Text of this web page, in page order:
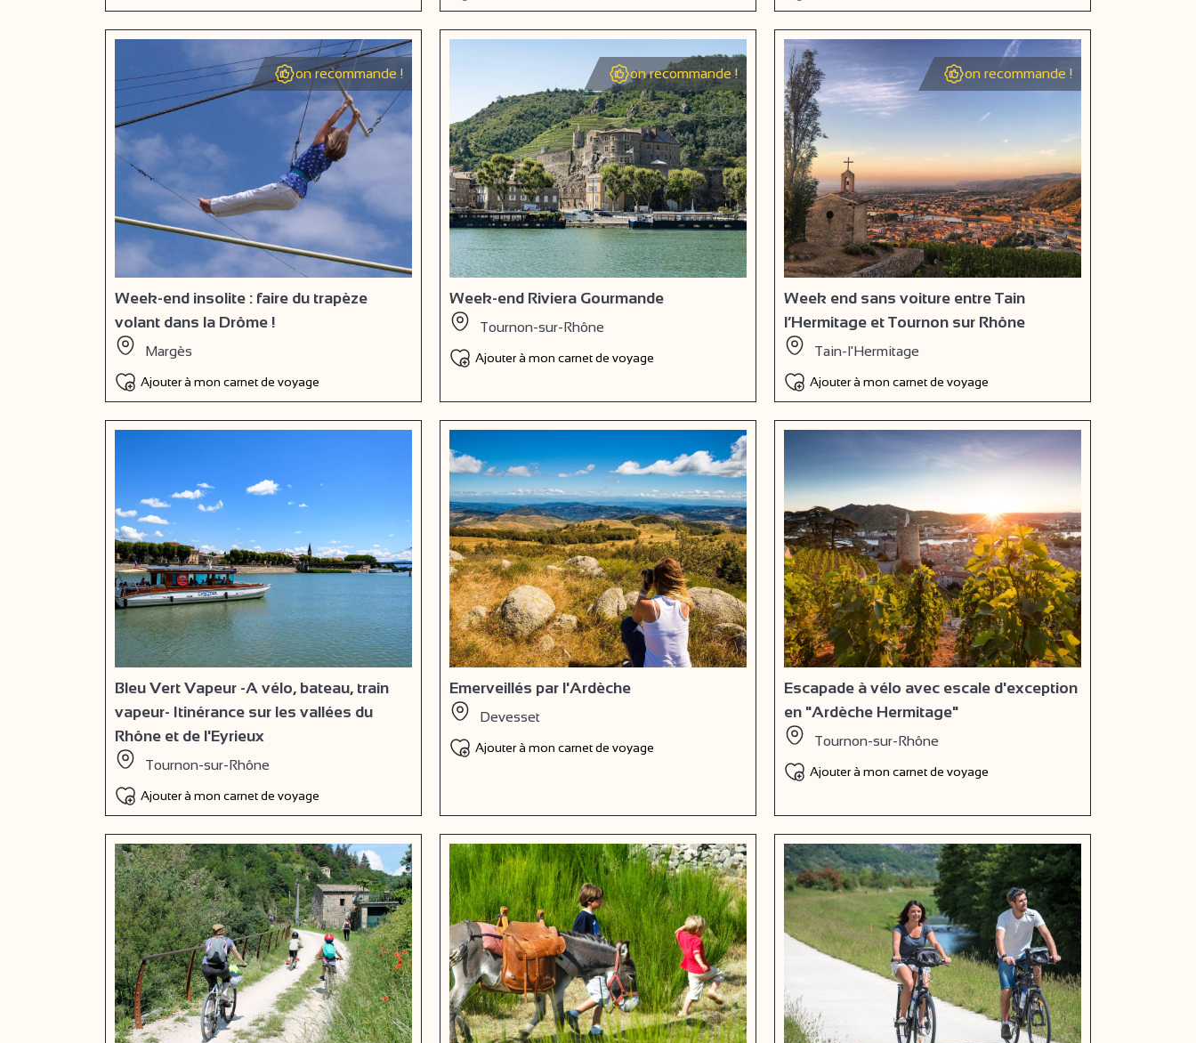
on recommande !
Week-end insolite : faire du trapèze
volant dans la Drôme !
Margès
Ajouter à mon carnet de voyage
on recommande !
Week-end Riviera Gourmande
Tournon-sur-Rhône
Ajouter à mon carnet de voyage
on recommande !
Week end sans voiture entre Tain
l’Hermitage et Tournon sur Rhône
Tain-l'Hermitage
Ajouter à mon carnet de voyage
Bleu Vert Vapeur -A vélo, bateau, train
vapeur- Itinérance sur les vallées du
Rhône et de l'Eyrieux
Tournon-sur-Rhône
Ajouter à mon carnet de voyage
Emerveillés par l'Ardèche
Devesset
Ajouter à mon carnet de voyage
Escapade à vélo avec escale d'exception
en "Ardèche Hermitage"
Tournon-sur-Rhône
Ajouter à mon carnet de voyage